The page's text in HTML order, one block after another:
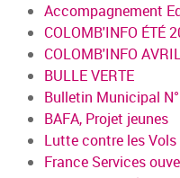
Accompagnement
COLOMB'INFO ÉTÉ
COLOMB'INFO
BULLE VERTE
Bulletin Municipal
BAFA, Projet jeunes
Lutte contre les Vols
France Services